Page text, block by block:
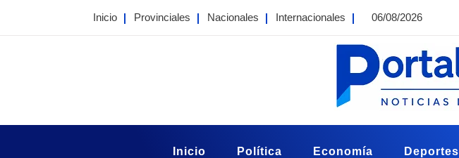
Inicio Provinciales Nacionales Internacionales 06/08/2026
Portal Taragui
Inicio Política Economía Deportes